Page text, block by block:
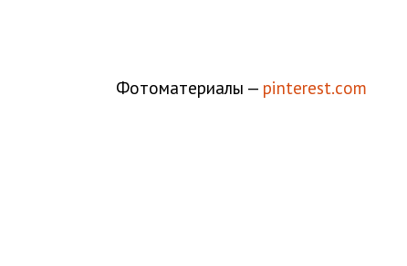
Фотоматериалы — pinterest.com